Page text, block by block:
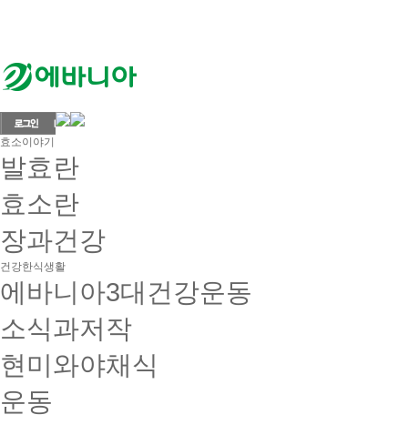
효소이야기
발효란
효소란
장과건강
건강한식생활
에바니아3대건강운동
소식과저작
현미와야채식
운동